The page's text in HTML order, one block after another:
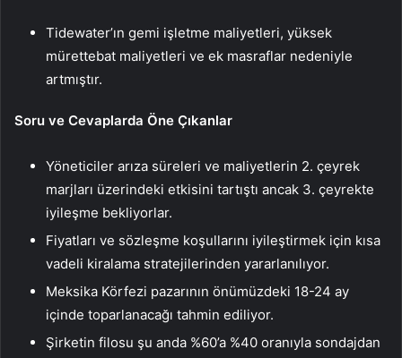
Tidewater’ın gemi işletme maliyetleri, yüksek
mürettebat maliyetleri ve ek masraflar nedeniyle
artmıştır.
Soru ve Cevaplarda Öne Çıkanlar
Yöneticiler arıza süreleri ve maliyetlerin 2. çeyrek
marjları üzerindeki etkisini tartıştı ancak 3. çeyrekte
iyileşme bekliyorlar.
Fiyatları ve sözleşme koşullarını iyileştirmek için kısa
vadeli kiralama stratejilerinden yararlanılıyor.
Meksika Körfezi pazarının önümüzdeki 18-24 ay
içinde toparlanacağı tahmin ediliyor.
Şirketin filosu şu anda %60’a %40 oranıyla sondajdan